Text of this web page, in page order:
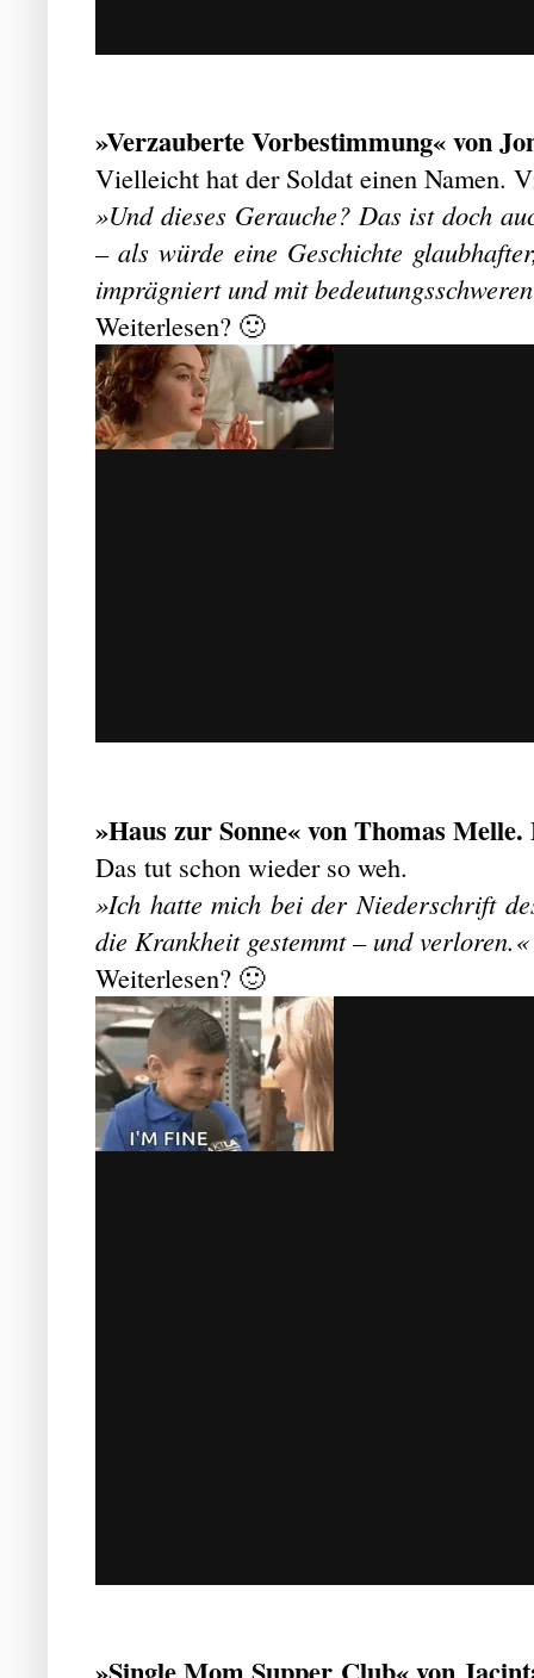
»Verzauberte Vorbestimmung« von
Vielleicht hat der Soldat einen Namen.
»Und dieses Gerauche? Das ist doch
– als würde eine Geschichte
imprägniert und mit
Weiterlesen? 🙂
»Haus zur Sonne« von Thomas
Das tut schon wieder so weh.
»Ich hatte mich bei der Niederschrift
die Krankheit gestemmt – und verloren.«
Weiterlesen? 🙂